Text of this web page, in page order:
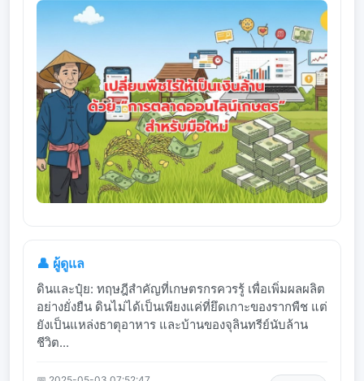
👤 ผู้ดูแล
ดินและปุ๋ย: ทฤษฎีสำคัญที่เกษตรกรควรรู้ เพื่อเพิ่มผลผลิต
อย่างยั่งยืน ดินไม่ได้เป็นเพียงแค่ที่ยึดเกาะของรากพืช แต่
ยังเป็นแหล่งธาตุอาหาร และบ้านของจุลินทรีย์นับล้าน
ชีวิต...